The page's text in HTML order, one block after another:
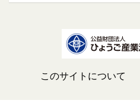
このサイトについて